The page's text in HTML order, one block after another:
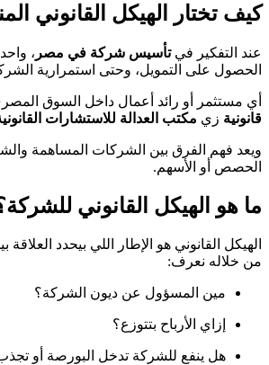
كيف تختار الهيكل
عند التفكير فيتأسيس شركة في مصر ،
الحصول على التمويل، وحتى استمرارية
أي مستثمر أو رائد أعمال داخل السوق
قانونية زي مكتب العدالة للاستشارات
ويعد فهم الفرق بين الشركات المساهمة
الحصص أو الأسهم.
ما هو الهيكل القانوني
الهيكل القانوني هو الإطار اللي بيحدد
من خلاله نعرف:
مين المسؤول عن ديون الشركة؟
إزاي الأرباح بتتوزع؟
هل ينفع للشركة تدخل البورصة أو